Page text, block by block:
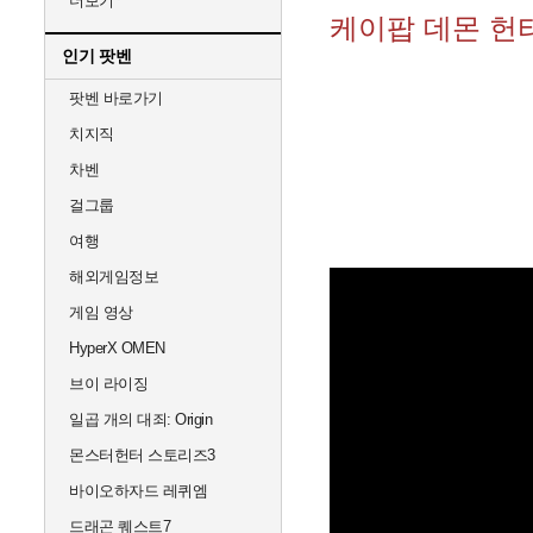
인기 팟벤
팟벤 바로가기
치지직
차벤
걸그룹
여행
해외게임정보
게임 영상
HyperX OMEN
브이 라이징
일곱 개의 대죄: Origin
몬스터헌터 스토리즈3
바이오하자드 레퀴엠
드래곤 퀘스트7
케이팝 데몬 헌